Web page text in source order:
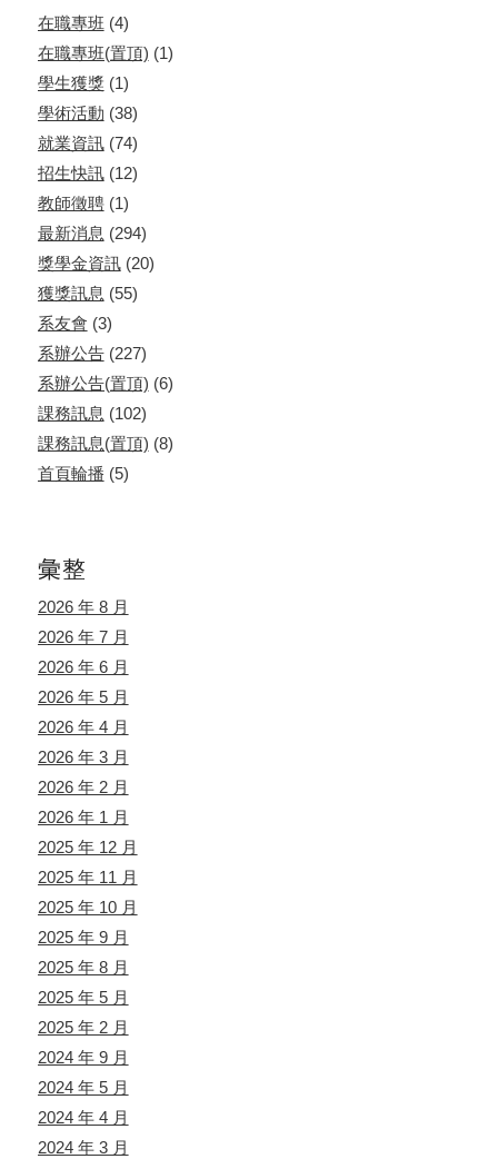
在職專班(4)
在職專班(置頂) (1)
學生獲獎 (1)
學術活動 (38)
就業資訊(74)
招生快訊(12)
教師徵聘(1)
最新消息 (294)
獎學金資訊(20)
獲獎訊息 (55)
系友會 (3)
系辦公告(227)
系辦公告(置頂) (6)
課務訊息 (102)
課務訊息(置頂) (8)
首頁輪播 (5)
彙整
2026 年 8 月
2026 年 7 月
2026 年 6 月
2026 年 5 月
2026 年 4 月
2026 年 3 月
2026 年 2 月
2026 年 1 月
2025 年 12 月
2025 年 11 月
2025 年 10 月
2025 年 9 月
2025 年 8 月
2025 年 5 月
2025 年 2 月
2024 年 9 月
2024 年 5 月
2024 年 4 月
2024 年 3 月